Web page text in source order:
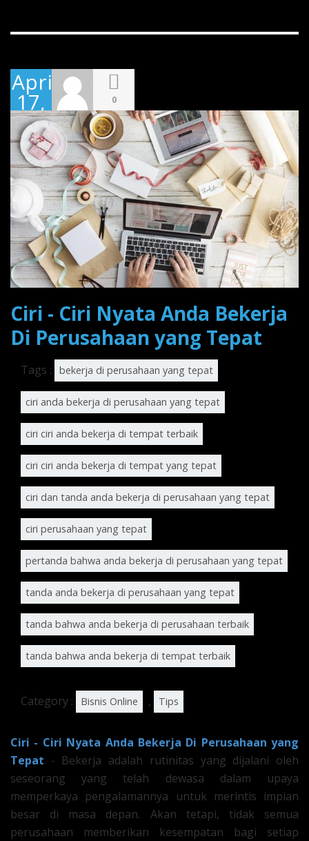
April
17,
2017
0
Ciri - Ciri Nyata Anda Bekerja
Di Perusahaan yang Tepat
Tags : bekerja di perusahaan yang tepat
ciri anda bekerja di perusahaan yang tepat
ciri ciri anda bekerja di tempat terbaik
ciri ciri anda bekerja di tempat yang tepat
ciri dan tanda anda bekerja di perusahaan yang tepat
ciri perusahaan yang tepat
pertanda bahwa anda bekerja di perusahaan yang tepat
tanda anda bekerja di perusahaan yang tepat
tanda bahwa anda bekerja di perusahaan terbaik
tanda bahwa anda bekerja di tempat terbaik
Category : Bisnis Online , Tips
Ciri - Ciri Nyata Anda Bekerja Di Perusahaan yang
Tepat - Bekerja adalah rutinitas yang dijalani oleh
seseorang yang telah dewasa dalam upaya
memperkaya pengalamannya untuk merintis impian
besar di masa depan. Akan tetapi, tidak semua
perusahaan memberikan kesempatan bagi setiap